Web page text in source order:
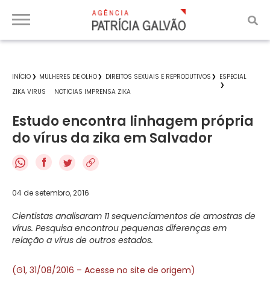
INÍCIO MULHERES DE OLHO DIREITOS SEXUAIS E REPRODUTIVOS
ESPECIAL
ZIKA VIRUS
NOTICIAS IMPRENSA ZIKA
Estudo encontra linhagem própria
do vírus da zika em Salvador
f
04 de setembro, 2016
Cientistas analisaram 11 sequenciamentos de amostras de
vírus. Pesquisa encontrou pequenas diferenças em
relação a vírus de outros estados.
(G1, 31/08/2016 – Acesse no site de origem)